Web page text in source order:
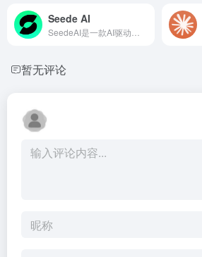
Seede AI
暂无评论